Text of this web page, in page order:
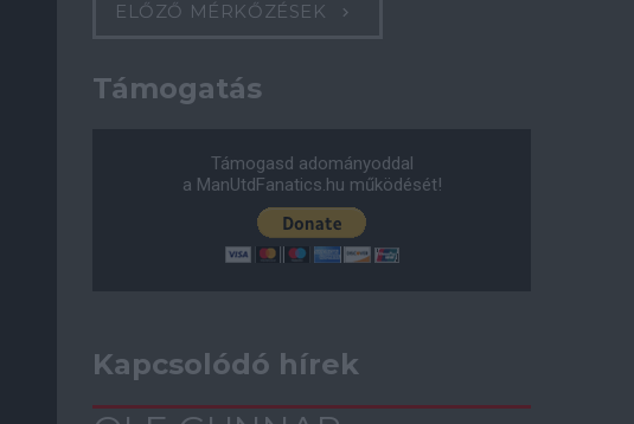
ELŐZŐ MÉRKŐZÉSEK
Támogatás
Támogasd adományoddal
a ManUtdFanatics.hu működését!
Kapcsolódó hírek